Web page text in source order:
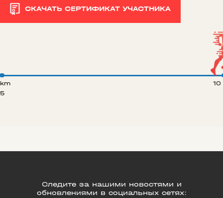
СКАЧАТЬ СЕРТИФИКАТ УЧАСТНИКА
5
10
Следите за нашими новостями и
обновлениями в социальных сетях: